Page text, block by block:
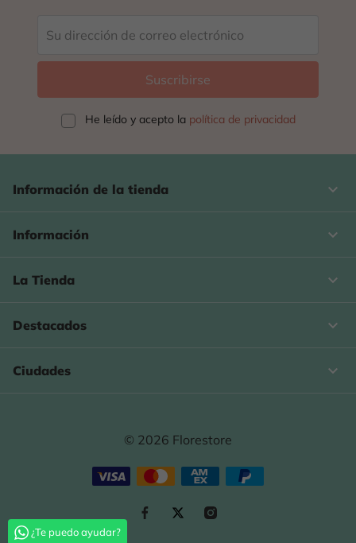
He leído y acepto la política de privacidad
Información de la tienda keyboard_arrow_down
Información 
La Tienda 
Destacados 
Ciudades 
© 2026 Florestore
¿Te puedo ayudar?